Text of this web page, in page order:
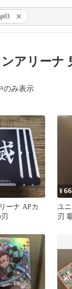
アリーナ
のみ表示
ーナ APカ
¥
ユ
刃